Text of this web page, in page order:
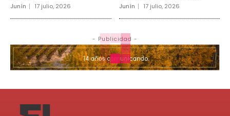
Junín 17 julio, 2026 Junín 17 julio, 2026
- Publicidad -